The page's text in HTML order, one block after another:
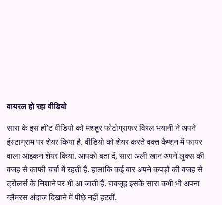
वायरल हो रहा वीडियो
सारा के इस हॉ’ट वीडियो को मशहूर फोटोग्राफर विरल भयानी ने अपने
इंस्टाग्राम पर शेयर किया है. वीडियो को शेयर करते वक्त कैप्शन में फायर
वाला आइकन शेयर किया. आपको बता दें, सारा अली खान अपने लुक्स की
वजह से काफी चर्चा में रहती हैं. हालांकि कई बार अपने कपड़ों की वजह से
ट्रोलर्स के निशाने पर भी आ जाती हैं. बावजूद इसके सारा कभी भी अपना
ग्लैमरस अंदाज दिखाने में पीछे नहीं हटतीं.